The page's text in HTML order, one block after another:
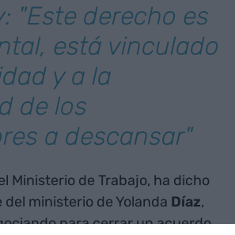
"Este derecho es
está vinculado
y a la
de los
a descansar"
Ministerio de Trabajo, ha dicho
ministerio de Yolanda Díaz,
para cerrar un acuerdo